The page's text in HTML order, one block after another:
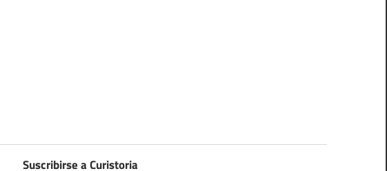
Suscribirse a Curistoria